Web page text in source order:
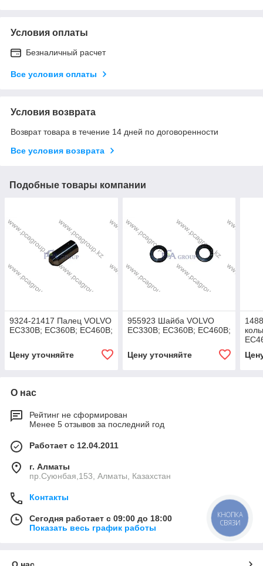
Условия оплаты
Безналичный расчет
Все условия оплаты
Условия возврата
Возврат товара в течение 14 дней по договоренности
Все условия возврата
Подобные товары компании
9324-21417 Палец VOLVO
EC330B; EC360B; EC460B;
Цену уточняйте
955923 Шайба VOLVO
EC330B; EC360B; EC460B;
Цену уточняйте
О нас
Рейтинг не сформирован
Менее 5 отзывов за последний год
Работает с 12.04.2011
г. Алматы
пр.Суюнбая,153, Алматы, Казахстан
Контакты
Сегодня работает с 09:00 до 18:00
Показать весь график работы
КНОПКА
СВЯЗИ